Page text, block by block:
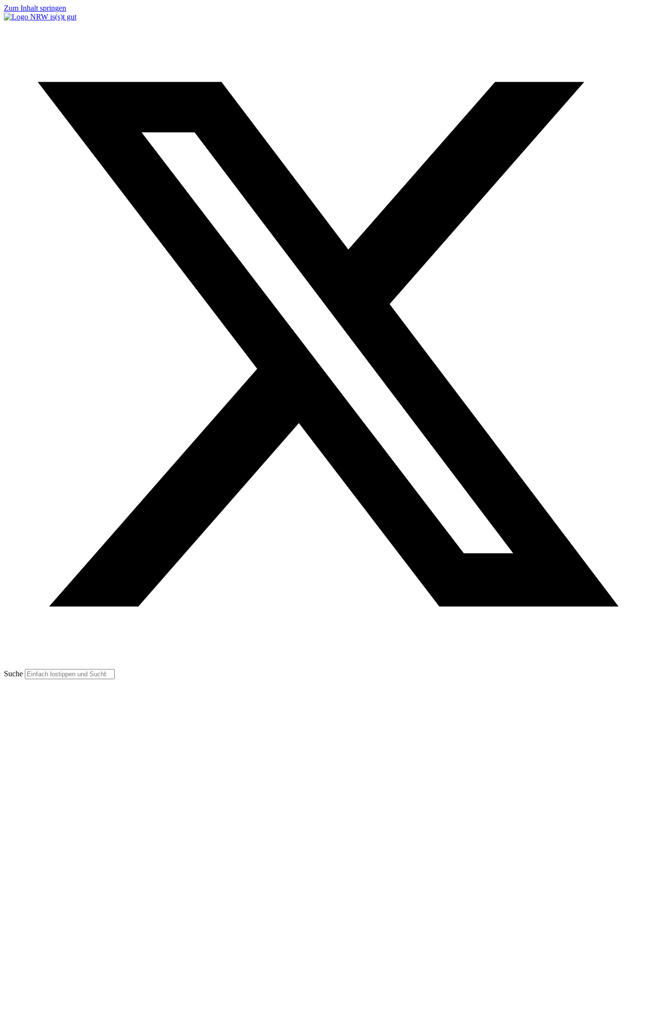
Zum Inhalt springen
Suche